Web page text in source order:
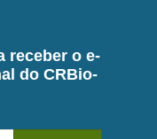
receber o e-
do CRBio-